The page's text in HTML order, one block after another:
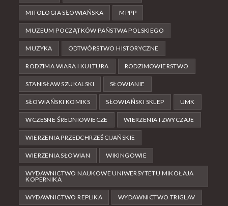
MITOLOGIA SŁOWIAŃSKA MPPP
MUZEUM POCZĄTKÓW PAŃSTWA POLSKIEGO
MUZYKA ODTWÓRSTWO HISTORYCZNE
RODZIMA WIARA I KULTURA RODZIMOWIERSTWO
STANISŁAW SZUKALSKI SŁOWIANIE
SŁOWIAŃSKI KOMIKS SŁOWIAŃSKI SKLEP UMK
WCZESNE ŚREDNIOWIECZE WIERZENIA I ZWYCZAJE
WIERZENIA PRZEDCHRZEŚCIJAŃSKIE
WIERZENIA SŁOWIAN WIKINGOWIE
WYDAWNICTWO NAUKOWE UNIWERSYTETU MIKOŁAJA
KOPERNIKA
WYDAWNICTWO REPLIKA WYDAWNICTWO TRIGLAV